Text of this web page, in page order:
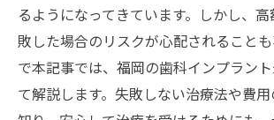
るようになってきています。しかし、
敗した場合のリスクが心配されること
で本記事では、福岡の歯科インプラン
て解説します。失敗しない治療法や費